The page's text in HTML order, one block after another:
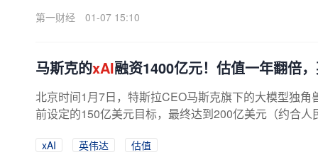
第一财经
01-07 15:10
马斯克的xAI融资1400亿元！估值一年翻倍
北京时间1月7日，特斯拉CEO马斯克旗下的大模型独角
前设定的150亿美元目标，最终达到200亿美元（约合
xAI 英伟达
估值